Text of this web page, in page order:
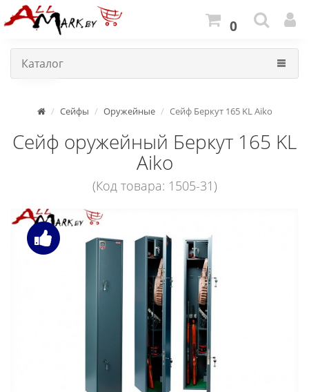
0
Каталог
Сейфы Оружейные Сейф Беркут 165 KL Aiko
Сейф оружейный Беркут 165 KL
Aiko
(Код товара: 1505-31)